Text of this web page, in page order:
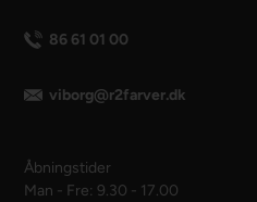
86 61 01 00
viborg@r2farver.dk
Åbningstider
Man - Fre: 9.30 - 17.00